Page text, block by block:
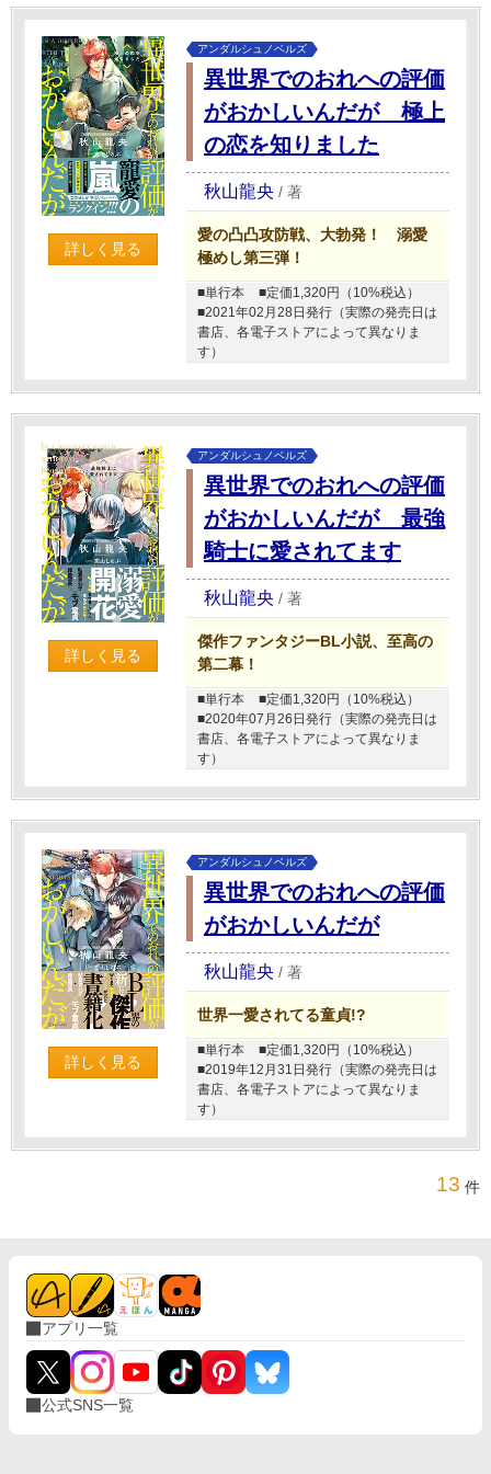
詳しく見る
アンダルシュノベルズ
異世界でのおれへの評価
がおかしいんだが 極上
の恋を知りました
秋山龍央 / 著
愛の凸凸攻防戦、大勃発！ 溺愛
極めし第三弾！
■単行本
■定価1,320円（10%税込）
■2021年02月28日発行（実際の発売日は
書店、各電子ストアによって異なりま
す）
詳しく見る
アンダルシュノベルズ
異世界でのおれへの評価
がおかしいんだが 最強
騎士に愛されてます
秋山龍央 / 著
傑作ファンタジーBL小説、至高の
第二幕！
■単行本
■定価1,320円（10%税込）
■2020年07月26日発行（実際の発売日は
書店、各電子ストアによって異なりま
す）
詳しく見る
アンダルシュノベルズ
異世界でのおれへの評価
がおかしいんだが
秋山龍央 / 著
世界一愛されてる童貞!?
■単行本
■定価1,320円（10%税込）
■2019年12月31日発行（実際の発売日は
書店、各電子ストアによって異なりま
す）
13 件
アプリ一覧
公式SNS一覧